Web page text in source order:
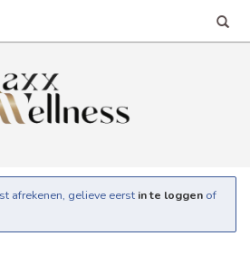
afrekenen, gelieve eerst in te loggen of